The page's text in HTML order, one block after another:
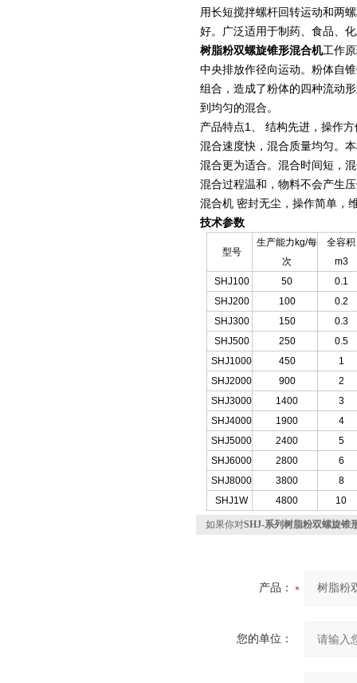
用长短搅拌螺杆回转运动和两
好。广泛适用于制药、食品、
树脂粉双螺旋锥形混合机工作
中央排放作径向运动。粉体自
组合，造成了粉体的四种流动
到均匀的混合。
产品特点1、 结构先进，操作
混合速度快，混合质量均匀。
混合更为适合。混合时间短，
混合过程温和，物料不会产生
混合机 密封无尘，操作简单，
技术参数
型号
生产能力kg/每
次
全容积
m3
SHJ100
50
0.1
SHJ200
100
0.2
SHJ300
150
0.3
SHJ500
250
0.5
SHJ1000
450
1
SHJ2000
900
2
SHJ3000
1400
3
SHJ4000
1900
4
SHJ5000
2400
5
SHJ6000
2800
6
SHJ8000
3800
8
SHJ1W
4800 10
如果你对SHJ-系列树脂粉双螺旋锥
产品：
您的单位：